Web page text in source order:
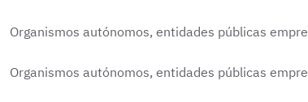
Organismos autónomos, entidades públicas
Organismos autónomos, entidades públicas